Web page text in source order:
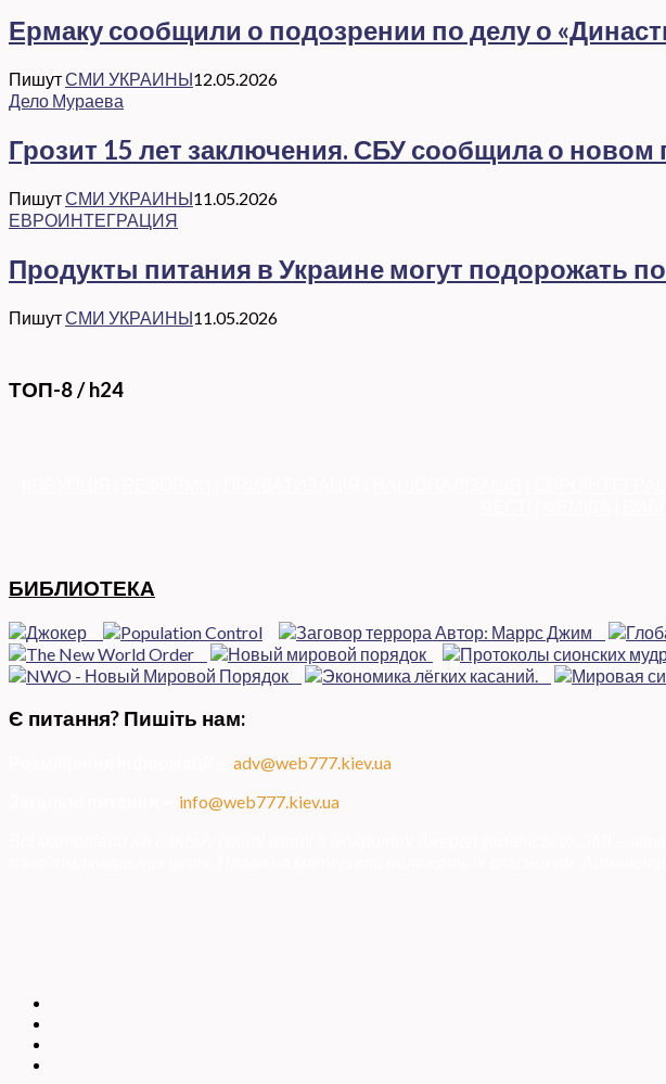
Ермаку сообщили о подозрении по делу о
ПишутСМИ УКРАИНЫ12.05.2026
Дело Мураева
Грозит 15 лет заключения. СБУ сообщила о
ПишутСМИ УКРАИНЫ11.05.2026
ЕВРОИНТЕГРАЦИЯ
Продукты питания в Украине могут подорожать
ПишутСМИ УКРАИНЫ11.05.2026
ТОП-8 / h24
БИБЛИОТЕКА
Є питання? Пишіть нам:
adv@web777.kiev.ua
info@web777.kiev.ua